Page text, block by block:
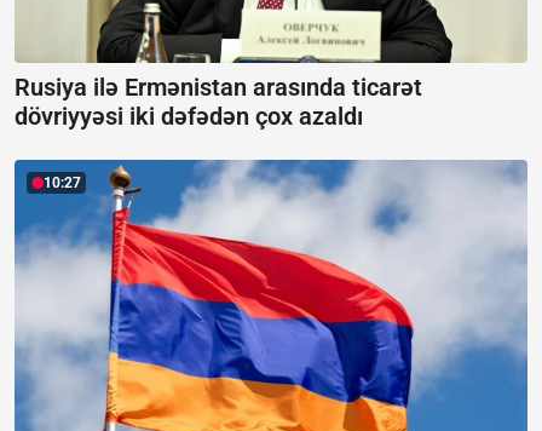
Rusiya ilə Ermənistan arasında ticarət
dövriyyəsi iki dəfədən çox azaldı
10:27